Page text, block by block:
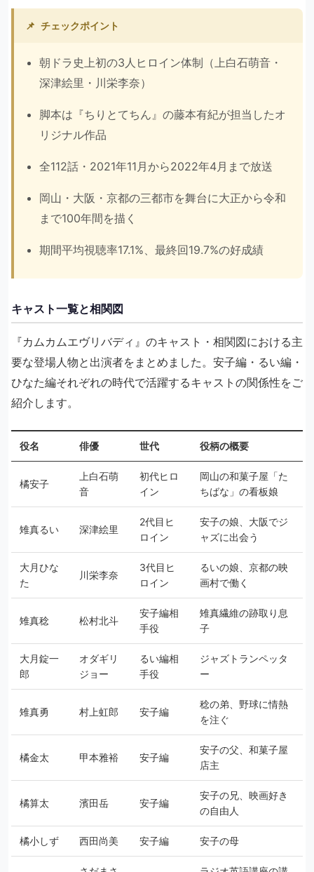
📌 チェックポイント
朝ドラ史上初の3人ヒロイン体制（上白石萌音・
深津絵里・川栄李奈）
脚本は『ちりとてちん』の藤本有紀が担当したオ
リジナル作品
全112話・2021年11月から2022年4月まで放送
岡山・大阪・京都の三都市を舞台に大正から令和
まで100年間を描く
期間平均視聴率17.1%、最終回19.7%の好成績
キャスト一覧と相関図
『カムカムエヴリバディ』のキャスト・相関図における主
要な登場人物と出演者をまとめました。安子編・るい編・
ひなた編それぞれの時代で活躍するキャストの関係性をご
紹介します。
役名 俳優 世代 役柄の概要
橘安子
上白石萌
音
初代ヒロ
イン
岡山の和菓子屋「た
ちばな」の看板娘
雉真るい 深津絵里
2代目ヒ
ロイン
安子の娘、大阪でジ
ャズに出会う
大月ひな
た
川栄李奈
3代目ヒ
ロイン
るいの娘、京都の映
画村で働く
雉真稔 松村北斗
安子編相
手役
雉真繊維の跡取り息
子
大月錠一
郎
オダギリ
ジョー
るい編相
手役
ジャズトランペッタ
ー
雉真勇 村上虹郎 安子編
稔の弟、野球に情熱
を注ぐ
橘金太 甲本雅裕 安子編
安子の父、和菓子屋
店主
橘算太 濱田岳 安子編
安子の兄、映画好き
の自由人
橘小しず 西田尚美 安子編 安子の母